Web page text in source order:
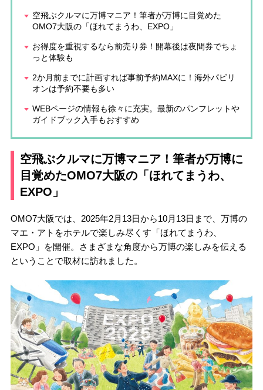
空飛ぶクルマに万博マニア！筆者が万博に目覚めた
OMO7大阪の「ほれてまうわ、EXPO」
お得度を重視するなら前売り券！開幕後は夜間券でちょ
っと体験も
2か月前までに計画すれば事前予約MAXに！海外パビリ
オンは予約不要も多い
WEBページの情報も徐々に充実。最新のパンフレットや
ガイドブック入手もおすすめ
空飛ぶクルマに万博マニア！筆者が万博に
目覚めたOMO7大阪の「ほれてまうわ、
EXPO」
OMO7大阪では、2025年2月13日から10月13日まで、万博の
マエ・アトをホテルで楽しみ尽くす「ほれてまうわ、
EXPO」を開催。さまざまな角度から万博の楽しみを伝える
ということで取材に訪れました。